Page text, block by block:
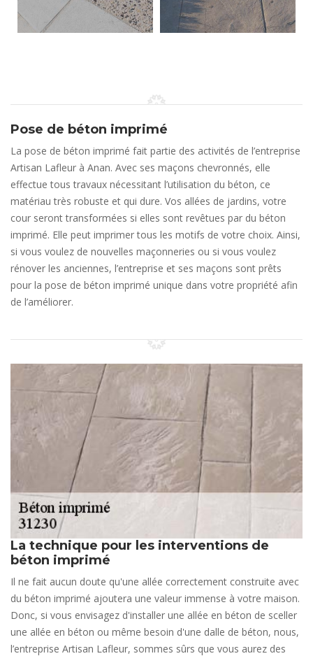
Pose de béton imprimé
La pose de béton imprimé fait partie des activités de l’entreprise
Artisan Lafleur à Anan. Avec ses maçons chevronnés, elle
effectue tous travaux nécessitant l’utilisation du béton, ce
matériau très robuste et qui dure. Vos allées de jardins, votre
cour seront transformées si elles sont revêtues par du béton
imprimé. Elle peut imprimer tous les motifs de votre choix. Ainsi,
si vous voulez de nouvelles maçonneries ou si vous voulez
rénover les anciennes, l’entreprise et ses maçons sont prêts
pour la pose de béton imprimé unique dans votre propriété afin
de l’améliorer.
La technique pour les interventions de
béton imprimé
Il ne fait aucun doute qu'une allée correctement construite avec
du béton imprimé ajoutera une valeur immense à votre maison.
Donc, si vous envisagez d'installer une allée en béton de sceller
une allée en béton ou même besoin d'une dalle de béton, nous,
l’entreprise Artisan Lafleur, sommes sûrs que vous aurez des